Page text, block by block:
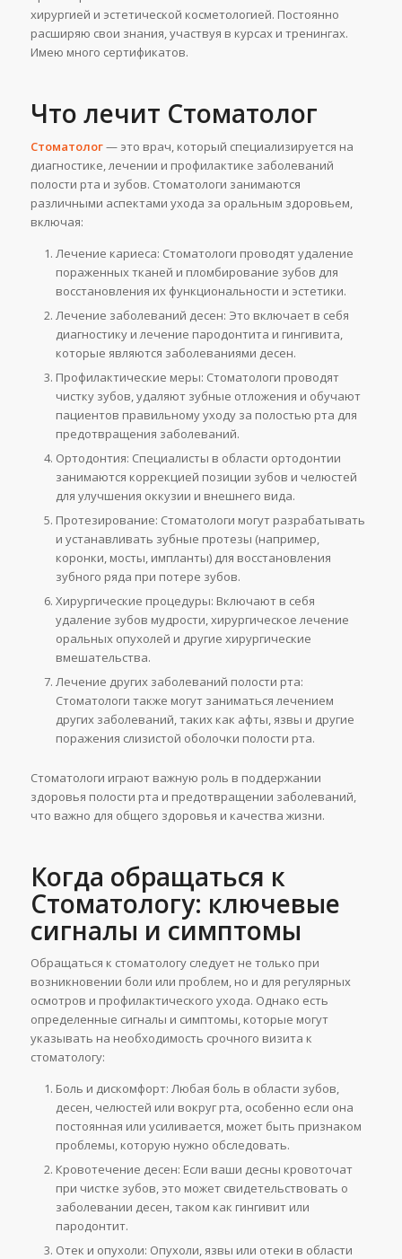
хирургией и эстетической косметологией. Постоянно
расширяю свои знания, участвуя в курсах и тренингах.
Имею много сертификатов.
Что лечит Стоматолог
Стоматолог— это врач, который специализируется на
диагностике, лечении и профилактике заболеваний
полости рта и зубов. Стоматологи занимаются
различными аспектами ухода за оральным здоровьем,
включая:
Лечение кариеса: Стоматологи проводят удаление
пораженных тканей и пломбирование зубов для
восстановления их функциональности и эстетики.
Лечение заболеваний десен: Это включает в себя
диагностику и лечение пародонтита и гингивита,
которые являются заболеваниями десен.
Профилактические меры: Стоматологи проводят
чистку зубов, удаляют зубные отложения и обучают
пациентов правильному уходу за полостью рта для
предотвращения заболеваний.
Ортодонтия: Специалисты в области ортодонтии
занимаются коррекцией позиции зубов и челюстей
для улучшения оккузии и внешнего вида.
Протезирование: Стоматологи могут разрабатывать
и устанавливать зубные протезы (например,
коронки, мосты, импланты) для восстановления
зубного ряда при потере зубов.
Хирургические процедуры: Включают в себя
удаление зубов мудрости, хирургическое лечение
оральных опухолей и другие хирургические
вмешательства.
Лечение других заболеваний полости рта:
Стоматологи также могут заниматься лечением
других заболеваний, таких как афты, язвы и другие
поражения слизистой оболочки полости рта.
Стоматологи играют важную роль в поддержании
здоровья полости рта и предотвращении заболеваний,
что важно для общего здоровья и качества жизни.
Когда обращаться к
Стоматологу: ключевые
сигналы и симптомы
Обращаться к стоматологу следует не только при
возникновении боли или проблем, но и для регулярных
осмотров и профилактического ухода. Однако есть
определенные сигналы и симптомы, которые могут
указывать на необходимость срочного визита к
стоматологу:
Боль и дискомфорт: Любая боль в области зубов,
десен, челюстей или вокруг рта, особенно если она
постоянная или усиливается, может быть признаком
проблемы, которую нужно обследовать.
Кровотечение десен: Если ваши десны кровоточат
при чистке зубов, это может свидетельствовать о
заболевании десен, таком как гингивит или
пародонтит.
Отек и опухоли: Опухоли, язвы или отеки в области